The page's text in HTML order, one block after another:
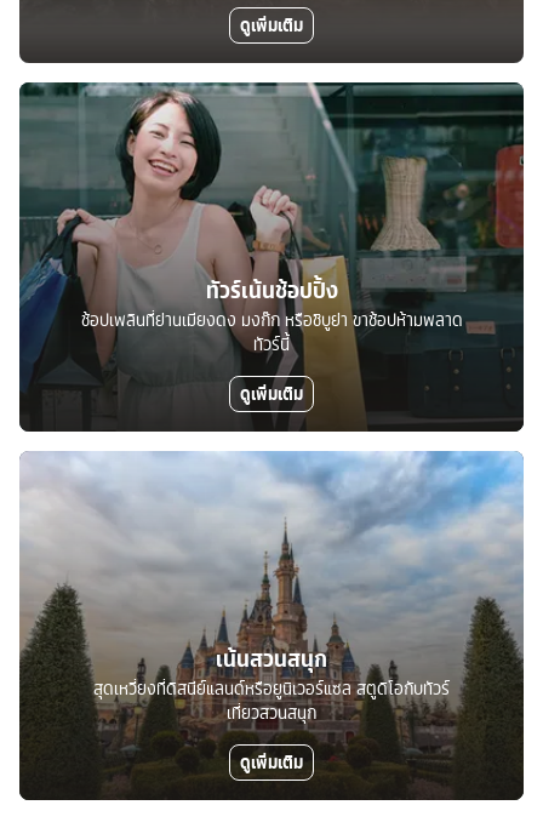
ดูเพิ่มเติม
ทัวร์เน้นช้อปปิ้ง
ช้อปเพลินที่ย่านเมียงดง มงก๊ก หรือชิบูย่า ขาช้อปห้ามพลาด
ทัวร์นี้
ดูเพิ่มเติม
เน้นสวนสนุก
สุดเหวี่ยงที่ดิสนีย์แลนด์หรือยูนิเวอร์แซล สตูดิโอกับทัวร์
เที่ยวสวนสนุก
ดูเพิ่มเติม